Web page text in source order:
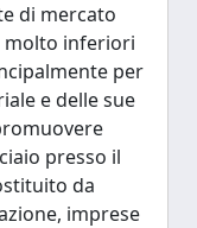
di mercato
molto inferiori
per
e delle sue
presso il
da
imprese